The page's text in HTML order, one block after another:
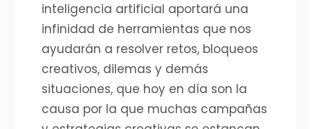
inteligencia artificial aportará una
infinidad de herramientas que nos
ayudarán a resolver retos, bloqueos
creativos, dilemas y demás
situaciones, que hoy en día son la
causa por la que muchas campañas